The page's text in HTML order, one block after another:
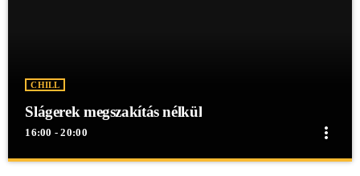
CHILL
Slágerek megszakítás nélkül
16:00 - 20:00 more_vert